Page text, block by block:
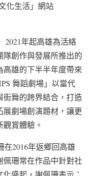
化生活」網站
2021年起高雄為活絡
創作與發展所推出的
高雄的下半半年度帶來
舞蹈劇場」以當代
舞的跨界結合，打造
劇場創演題材，讓更
賞體驗。
在2016年返鄉回高雄
珊常在作品中針對社